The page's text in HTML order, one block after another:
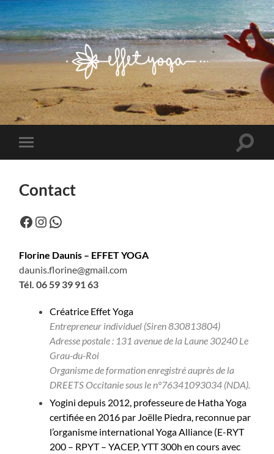
Effet
Yoga
Toggle
mobile
Toggle
Contact
Facebook
Instagram
WhatsApp
Florine Daunis – EFFET YOGA
daunis.florine@gmail.com
Tél. 06 59 39 91 63
Créatrice Effet Yoga
Entrepreneur individuel (Siren 830813804)
Adresse postale : 131 avenue de la Laune 30240 Le
Grau-du-Roi
Organisme de formation enregistré auprès de la
DREETS Occitanie sous le n°76341093034 (NDA).
Yogini depuis 2012, professeure de Hatha Yoga
certifiée en 2016 par Joëlle Piedra, reconnue par
l’organisme international Yoga Alliance (E-RYT
200 – RPYT – YACEP, YTT 300h en cours avec